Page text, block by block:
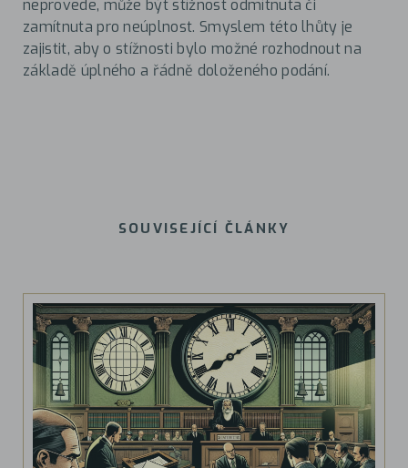
neprovede, může být stížnost odmítnuta či
zamítnuta pro neúplnost. Smyslem této lhůty je
zajistit, aby o stížnosti bylo možné rozhodnout na
základě úplného a řádně doloženého podání.
SOUVISEJÍCÍ ČLÁNKY